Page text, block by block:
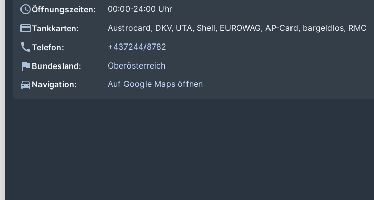
Öffnungszeiten:
00:00-24:00 Uhr
Tankkarten:
Austrocard, DKV, UTA, Shell, EUROWAG, AP-Card, bargeldlos, RMC
Telefon:
+437244/8782
Bundesland:
Oberösterreich
Navigation:
Auf Google Maps öffnen